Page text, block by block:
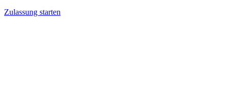
Zulassung starten